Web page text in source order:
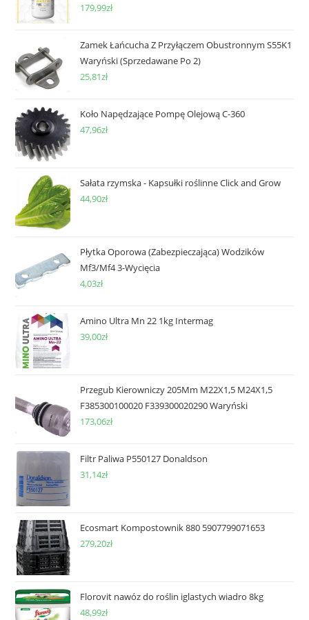
179,99zł
Zamek Łańcucha Z Przyłączem Obustronnym S55K1
Waryński (Sprzedawane Po 2)
25,81zł
Koło Napędzające Pompę Olejową C-360
47,96zł
Sałata rzymska - Kapsułki roślinne Click and Grow
44,90zł
Płytka Oporowa (Zabezpieczająca) Wodzików
Mf3/Mf4 3-Wycięcia
4,03zł
Amino Ultra Mn 22 1kg Intermag
39,00zł
Przegub Kierowniczy 205Mm M22X1,5 M24X1,5
F385300100020 F339300020290 Waryński
173,06zł
Filtr Paliwa P550127 Donaldson
31,14zł
Ecosmart Kompostownik 880 5907799071653
279,20zł
Florovit nawóz do roślin iglastych wiadro 8kg
48,99zł